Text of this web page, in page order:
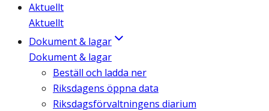
Aktuellt
Aktuellt
Dokument & lagar
Dokument & lagar
Beställ och ladda ner
Riksdagens öppna data
Riksdagsförvaltningens diarium